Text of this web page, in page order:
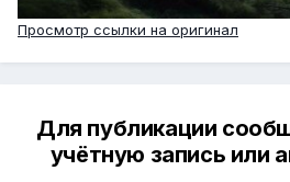
Просмотр ссылки на оригинал
Для публикации
учётную запись или